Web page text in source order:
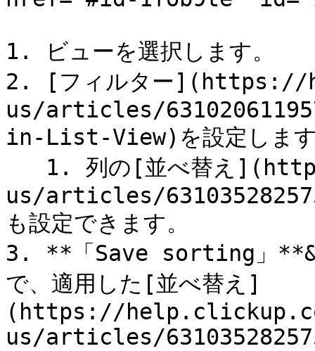
1. ビューを選択します。
2. [フィルター
us/articles/
in-List-View)を設定しま
us/articles/
も設定できます。
3. **「Save sorting」
で、適用した[並べ替え]
(https://
us/articles/